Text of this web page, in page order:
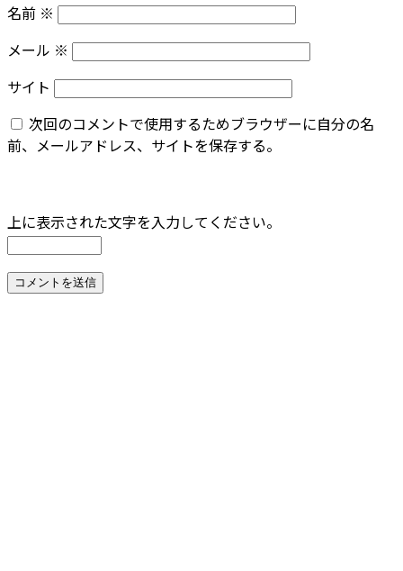
名前 ※
メール ※
サイト
次回のコメントで使用するためブラウザーに自分の名
前、メールアドレス、サイトを保存する。
上に表示された文字を入力してください。